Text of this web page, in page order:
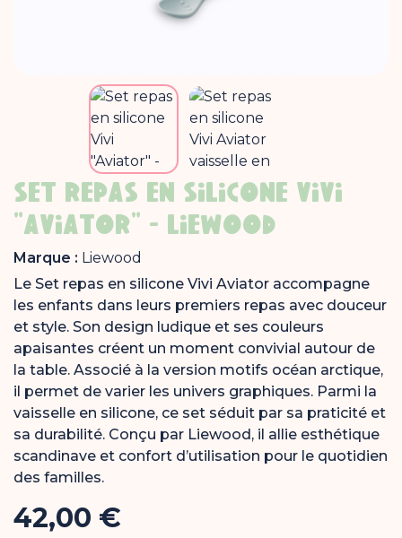
SET REPAS EN SILICONE VIVI
"AVIATOR" - LIEWOOD
Marque : Liewood
Le Set repas en silicone Vivi Aviator accompagne
les enfants dans leurs premiers repas avec douceur
et style. Son design ludique et ses couleurs
apaisantes créent un moment convivial autour de
la table. Associé à la version motifs océan arctique,
il permet de varier les univers graphiques. Parmi la
vaisselle en silicone, ce set séduit par sa praticité et
sa durabilité. Conçu par Liewood, il allie esthétique
scandinave et confort d’utilisation pour le quotidien
des familles.
42,00 €